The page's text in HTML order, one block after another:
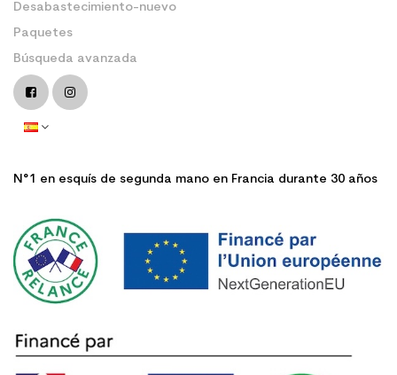
Desabastecimiento-nuevo
Paquetes
Búsqueda avanzada
N°1 en esquís de segunda mano en Francia durante 30 años